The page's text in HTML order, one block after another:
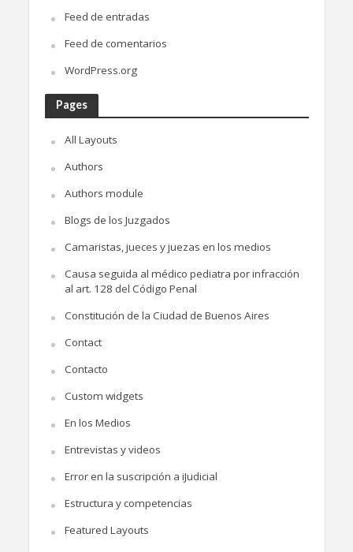
Feed de entradas
Feed de comentarios
WordPress.org
Pages
All Layouts
Authors
Authors module
Blogs de los Juzgados
Camaristas, jueces y juezas en los medios
Causa seguida al médico pediatra por infracción
al art. 128 del Código Penal
Constitución de la Ciudad de Buenos Aires
Contact
Contacto
Custom widgets
En los Medios
Entrevistas y videos
Error en la suscripción a iJudicial
Estructura y competencias
Featured Layouts